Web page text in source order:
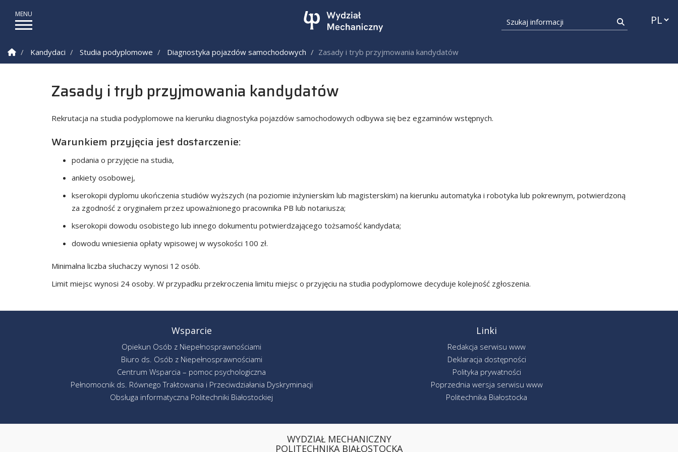
Szukaj informacji
Strona Główna
Kandydaci Studia podyplomowe Diagnostyka pojazdów samochodowych Zasady i tryb przyjmowania kandydatów
Zasady i tryb przyjmowania kandydatów
Rekrutacja na studia podyplomowe na kierunku diagnostyka pojazdów samochodowych odbywa się bez egzaminów wstępnych.
Warunkiem przyjęcia jest dostarczenie:
podania o przyjęcie na studia,
ankiety osobowej,
kserokopii dyplomu ukończenia studiów wyższych (na poziomie inżynierskim lub magisterskim) na kierunku automatyka i robotyka lub pokrewnym, potwierdzoną
za zgodność z oryginałem przez upoważnionego pracownika PB lub notariusza;
kserokopii dowodu osobistego lub innego dokumentu potwierdzającego tożsamość kandydata;
dowodu wniesienia opłaty wpisowej w wysokości 100 zł.
Minimalna liczba słuchaczy wynosi 12 osób.
Limit miejsc wynosi 24 osoby. W przypadku przekroczenia limitu miejsc o przyjęciu na studia podyplomowe decyduje kolejność zgłoszenia.
Wsparcie
Opiekun Osób z Niepełnosprawnościami
Biuro ds. Osób z Niepełnosprawnościami
Centrum Wsparcia – pomoc psychologiczna
Pełnomocnik ds. Równego Traktowania i Przeciwdziałania Dyskryminacji
Obsługa informatyczna Politechniki Białostockiej
Linki
Redakcja serwisu www
Deklaracja dostępności
Polityka prywatności
Poprzednia wersja serwisu www
Politechnika Białostocka
WYDZIAŁ MECHANICZNY
POLITECHNIKA BIAŁOSTOCKA